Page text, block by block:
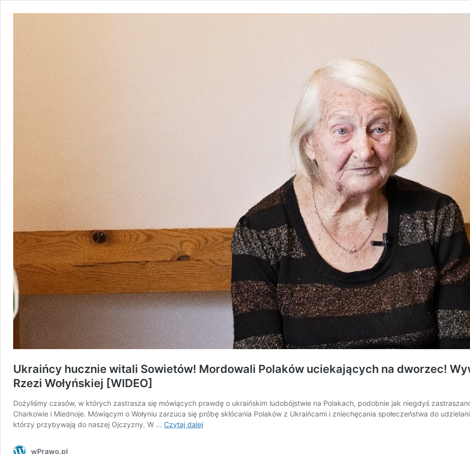
Ukraińcy hucznie witali Sowietów! Mordowali Polaków uciekających na dworzec!
Rzezi Wołyńskiej [WIDEO]
Dożyliśmy czasów, w których zastrasza się mówiących prawdę o ukraińskim ludobójstwie na Polakach, podobnie jak niegdyś
Charkowie i Miednoje. Mówiącym o Wołyniu zarzuca się próbę skłócania Polaków z Ukraińcami i zniechęcania społeczeństwa do
którzy przybywają do naszej Ojczyzny. W … Czytaj dalejUkraińcy
wPrawo.pl